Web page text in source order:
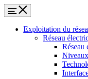
Exploitation du
Réseau
Réseau